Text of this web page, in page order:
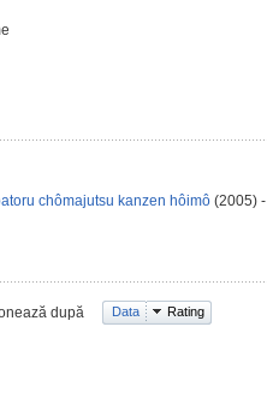
chômajutsu kanzen hôimô (2005) -
după Data Rating